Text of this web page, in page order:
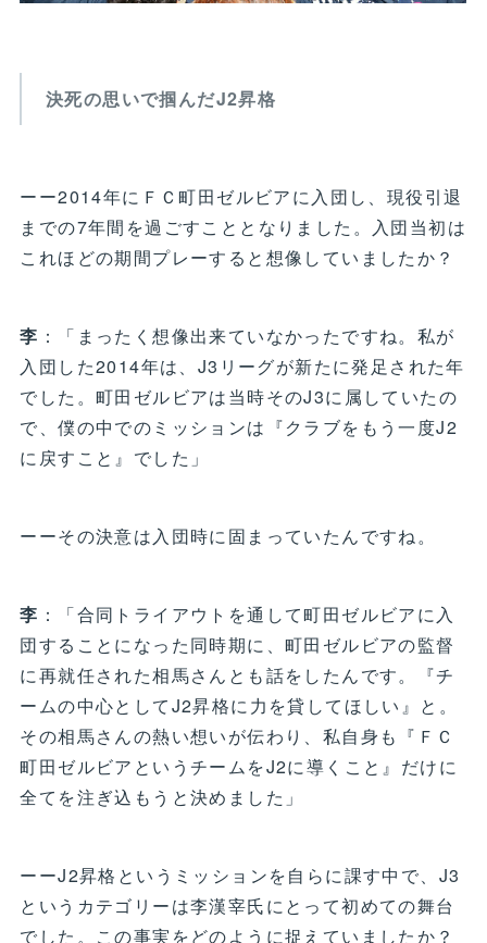
決死の思いで掴んだJ2昇格
ーー2014年にＦＣ町田ゼルビアに入団し、現役引退
までの7年間を過ごすこととなりました。入団当初は
これほどの期間プレーすると想像していましたか？
李 ：「まったく想像出来ていなかったですね。私が
入団した2014年は、J3リーグが新たに発足された年
でした。町田ゼルビアは当時そのJ3に属していたの
で、僕の中でのミッションは『クラブをもう一度J2
に戻すこと』でした」
ーーその決意は入団時に固まっていたんですね。
李 ：「合同トライアウトを通して町田ゼルビアに入
団することになった同時期に、町田ゼルビアの監督
に再就任された相馬さんとも話をしたんです。『チ
ームの中心としてJ2昇格に力を貸してほしい』と。
その相馬さんの熱い想いが伝わり、私自身も『ＦＣ
町田ゼルビアというチームをJ2に導くこと』だけに
全てを注ぎ込もうと決めました」
ーーJ2昇格というミッションを自らに課す中で、J3
というカテゴリーは李漢宰氏にとって初めての舞台
でした。この事実をどのように捉えていましたか？